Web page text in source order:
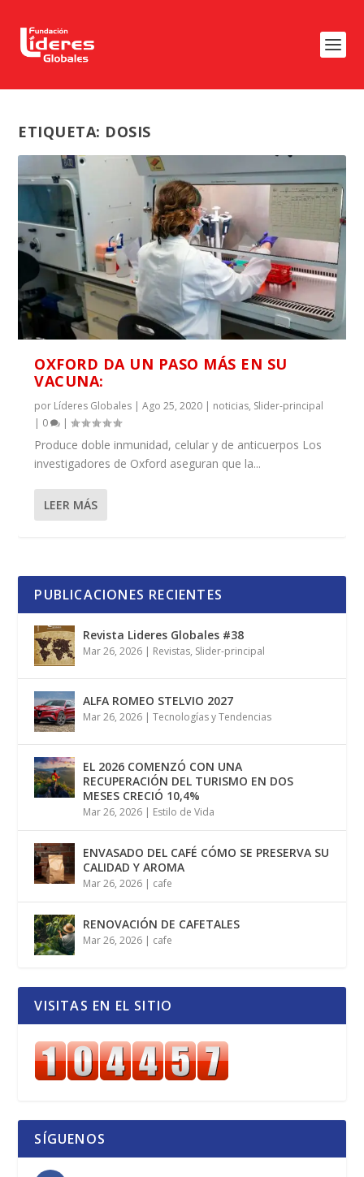
ETIQUETA: DOSIS
OXFORD DA UN PASO MÁS EN SU
VACUNA:
por Líderes Globales |Ago 25, 2020 | noticias, Slider-principal
| 0 |
Produce doble inmunidad, celular y de anticuerpos Los
investigadores de Oxford aseguran que la...
LEER MÁS
PUBLICACIONES RECIENTES
Revista Lideres Globales #38
Mar 26, 2026 | Revistas, Slider-principal
ALFA ROMEO STELVIO 2027
Mar 26, 2026 |Tecnologías y Tendencias
EL 2026 COMENZÓ CON UNA
RECUPERACIÓN DEL TURISMO EN DOS
MESES CRECIÓ 10,4%
Mar 26, 2026 | Estilo de Vida
ENVASADO DEL CAFÉ CÓMO SE PRESERVA SU
CALIDAD Y AROMA
Mar 26, 2026 | cafe
RENOVACIÓN DE CAFETALES
Mar 26, 2026 | cafe
VISITAS EN EL SITIO
SÍGUENOS